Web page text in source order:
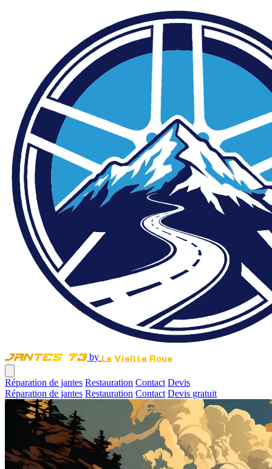
Jantes 73 by La Vieille Roue
Réparation de jantes Restauration Contact Devis
Réparation de jantes Restauration Contact Devis gratuit